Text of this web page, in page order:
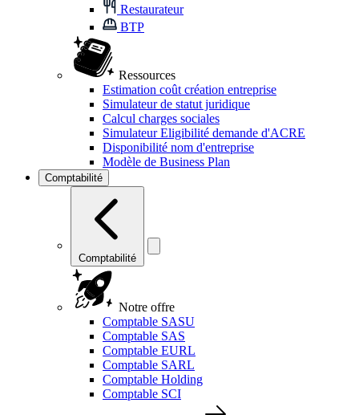
Restaurateur
BTP
Ressources
Estimation coût création entreprise
Simulateur de statut juridique
Calcul charges sociales
Simulateur Eligibilité demande d'ACRE
Disponibilité nom d'entreprise
Modèle de Business Plan
Comptabilité
Comptabilité
Notre offre
Comptable SASU
Comptable SAS
Comptable EURL
Comptable SARL
Comptable Holding
Comptable SCI